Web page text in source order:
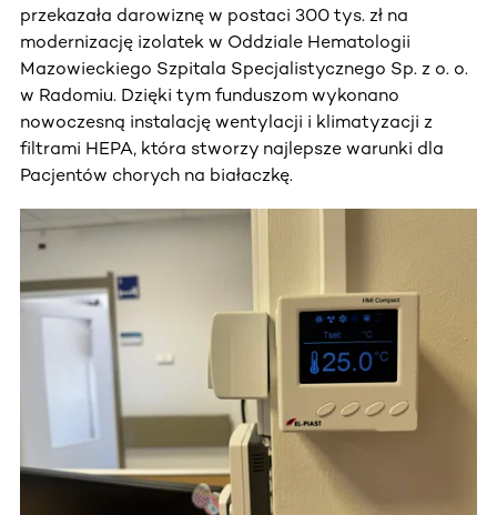
przekazała darowiznę w postaci 300 tys. zł na
modernizację izolatek w Oddziale Hematologii
Mazowieckiego Szpitala Specjalistycznego Sp. z o. o.
w Radomiu. Dzięki tym funduszom wykonano
nowoczesną instalację wentylacji i klimatyzacji z
filtrami HEPA, która stworzy najlepsze warunki dla
Pacjentów chorych na białaczkę.